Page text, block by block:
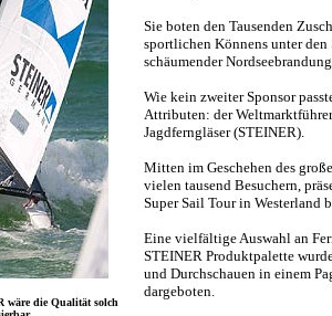
wäre die Qualität solch
Sie boten den Tausenden
sportlichen Könnens unter
schäumender
Wie kein zweiter Sponsor
Attributen: der
Jagdferngläser (STEINER).
Mitten im Geschehen des
vielen tausend Besuchern,
Super Sail Tour in Westerland
Eine vielfältige Auswahl an
STEINER Produktpalette
und Durchschauen in einem
dargeboten.